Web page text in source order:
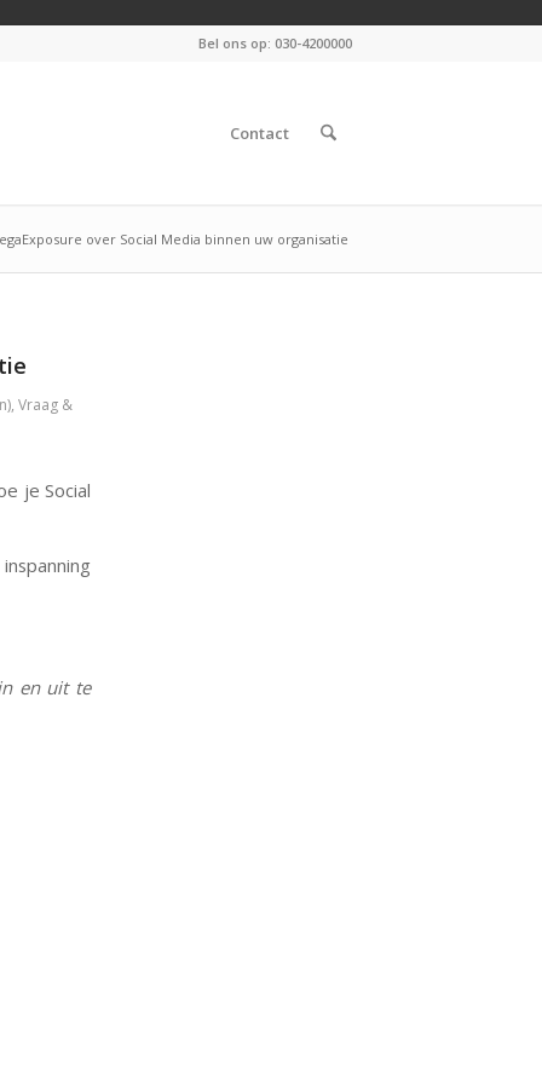
Bel ons op: 030-4200000
Contact
over Social Media binnen uw organisatie
, Vraag &
je Social
en uit te